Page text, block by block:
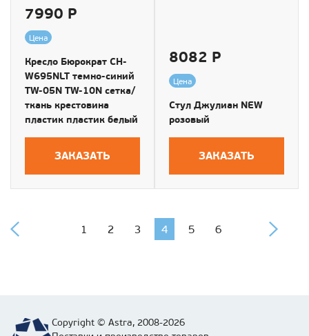
7990 Р
Цена
Кресло Бюрократ CH-
W695NLT темно-синий
TW-05N TW-10N сетка/
ткань крестовина
пластик пластик белый
ЗАКАЗАТЬ
8082 Р
Цена
Стул Джулиан NEW
розовый
ЗАКАЗАТЬ
1 2 3 4 5 6
Copyright © Astra, 2008-2026